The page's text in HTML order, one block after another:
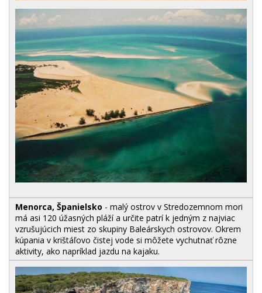
Menorca, Španielsko - malý ostrov v Stredozemnom mori
má asi 120 úžasných pláží a určite patrí k jedným z najviac
vzrušujúcich miest zo skupiny Baleárskych ostrovov. Okrem
kúpania v krištáľovo čistej vode si môžete vychutnať rôzne
aktivity, ako napríklad jazdu na kajaku.